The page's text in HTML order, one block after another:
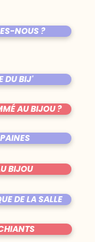
NOUS ?
DU BIJ'
AU BIJOU ?
BIJOU
DE LA SALLE